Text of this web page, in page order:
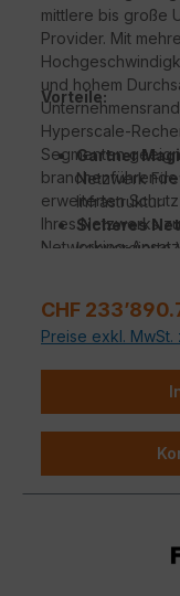
mittlere bis große
Provider. Mit
und hohem
Hyperscale-
Segmenten
erweiterten
Ihres Netzwerks
Networking-
die FortiASIC
Netzwerktraffic
Vorteile:
Gartner
Netzwerk
Infrastruktur
Sicheres
konvergierte
Sicherheit
KI / ML-
jedes Edge
Regulärer
CHF
Preise exkl.